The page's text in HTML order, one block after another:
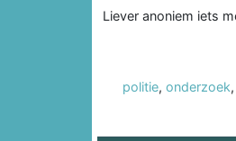
Liever anoniem iets
politie, onderzoek,